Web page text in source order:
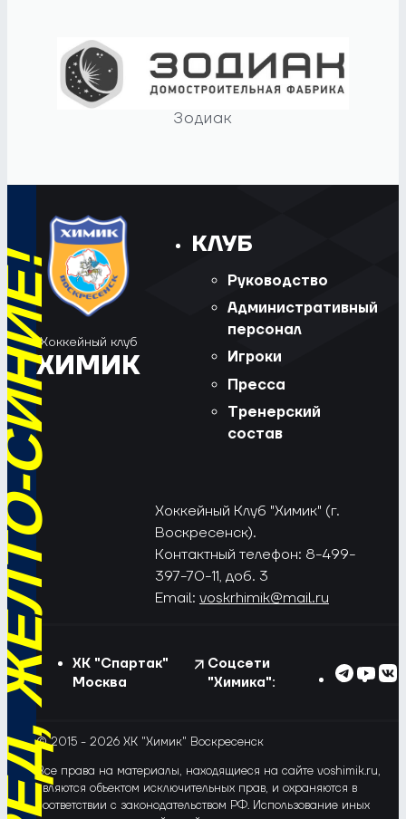
Зодиак
СИНИЕ!
Хоккейный клуб
ХИМИК
КЛУБ
Руководство
Административный
персонал
Игроки
Пресса
Тренерский
состав
Хоккейный Клуб "Химик" (г.
Воскресенск).
Контактный телефон: 8-499-
397-70-11, доб. 3
Email: voskrhimik@mail.ru
ХК "Спартак"
Москва
Соцсети
"Химика":
© 2015 - 2026 ХК "Химик" Воскресенск
Все права на материалы, находящиеся на сайте voshimik.ru,
являются объектом исключительных прав, и охраняются в
соответствии с законодательством РФ. Использование иных